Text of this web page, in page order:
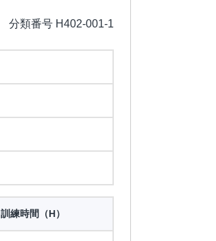
分類番号 H402-001-1
訓練時間（H）